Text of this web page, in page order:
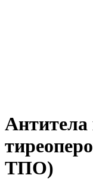
ТПО)